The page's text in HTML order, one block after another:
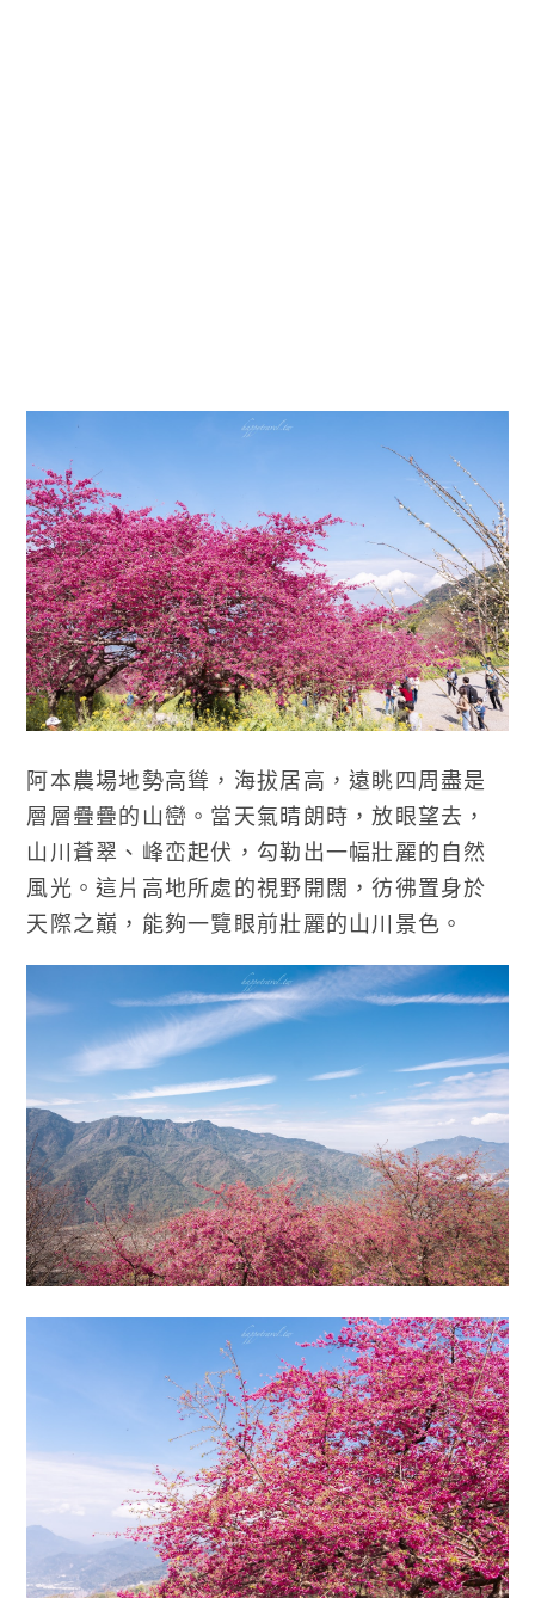
阿本農場地勢高聳，海拔居高，遠眺四周盡是
層層疊疊的山巒。當天氣晴朗時，放眼望去，
山川蒼翠、峰峦起伏，勾勒出一幅壯麗的自然
風光。這片高地所處的視野開闊，彷彿置身於
天際之巔，能夠一覽眼前壯麗的山川景色。